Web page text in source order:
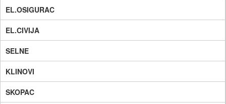
EL.OSIGURAC
EL.CIVIJA
SELNE
KLINOVI
SKOPAC